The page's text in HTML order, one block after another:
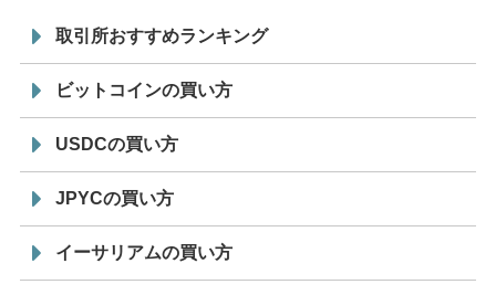
取引所おすすめランキング
ビットコインの買い方
USDCの買い方
JPYCの買い方
イーサリアムの買い方